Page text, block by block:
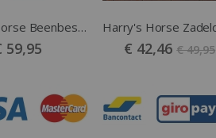
Harry's Horse Beenbeschermers Stalbandages Zwart
59,95 Vanaf
€ 42,46 € 49,95